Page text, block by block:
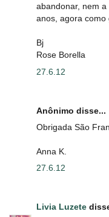
abandonar, nem
anos, agora como
Bj
Rose Borella
27.6.12
Anônimo disse...
Obrigada São
Anna K.
27.6.12
Livia Luzete